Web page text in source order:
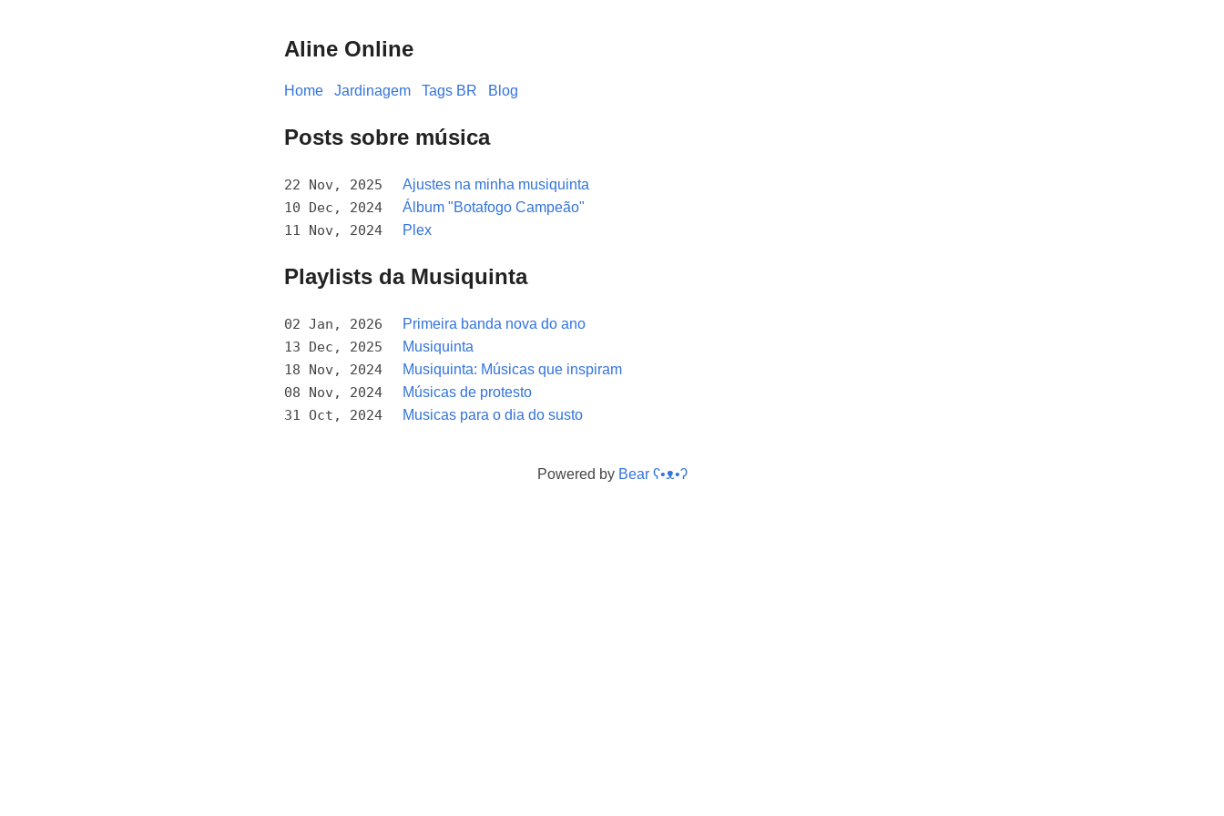
Aline Online
Home Jardinagem Tags BR Blog
Posts sobre música
22 Nov, 2025 Ajustes na minha musiquinta
10 Dec, 2024 Álbum "Botafogo Campeão"
11 Nov, 2024 Plex
Playlists da Musiquinta
02 Jan, 2026 Primeira banda nova do ano
13 Dec, 2025 Musiquinta
18 Nov, 2024 Musiquinta: Músicas que inspiram
08 Nov, 2024 Músicas de protesto
31 Oct, 2024 Musicas para o dia do susto
Powered by Bear ʕ•ᴥ•ʔ